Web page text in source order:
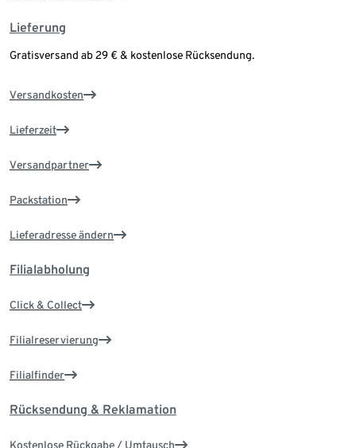
Lieferung
Gratisversand ab 29 € & kostenlose Rücksendung.
Versandkosten
Lieferzeit
Versandpartner
Packstation
Lieferadresse ändern
Filialabholung
Click & Collect
Filialreservierung
Filialfinder
Rücksendung & Reklamation
Kostenlose Rückgabe / Umtausch